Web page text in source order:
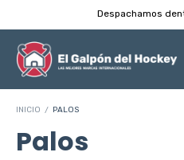
Despachamos
INICIO / PALOS
Palos